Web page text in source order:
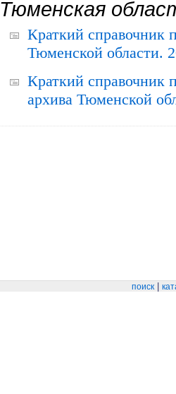
Тюменская
Краткий справочник
Тюменской области.
Краткий справочник
архива Тюменской
поиск